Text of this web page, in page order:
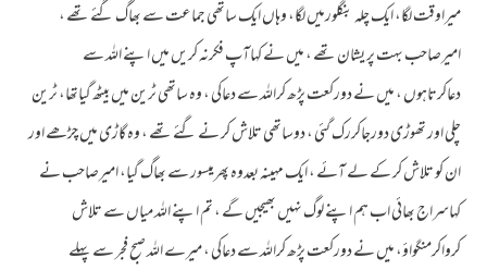
میراوقت لگا، ایک چلہ بنگلورمیں لگا، وہاں ایک ساتھی جماعت سے بھاگ گئے تھے ،
امیرصاحب بہت پر یشان تھے ، میں نے کہاآپ فکرنہ کریں میں اپنے اللہ سے
دعاکرتاہوں ، میں نے دورکعت پڑھ کراللہ سے دعاکی ، وہ ساتھی ٹرین میں بیٹھ گیاتھا، ٹرین
چلی اور تھوڑی دورجاکررک گئی ، دوساتھی تلاش کر نے گئے تھے ، وہ گاڑی میں چڑھے اور
ان کو تلاش کر کے لے آئے ، ایک مہینہ بعدوہ پھرمیسور سے بھاگ گیا، امیرصاحب نے
کہاسراج بھائی اب ہم اپنے لوگ نہیں بھیجیں گے ، تم اپنے اللہ میاں سے تلاش
کرواکرمنگواؤ، میں نے دورکعت پڑھ کراللہ سے دعاکی ، میرے اللہ صبح فجر سے پہلے